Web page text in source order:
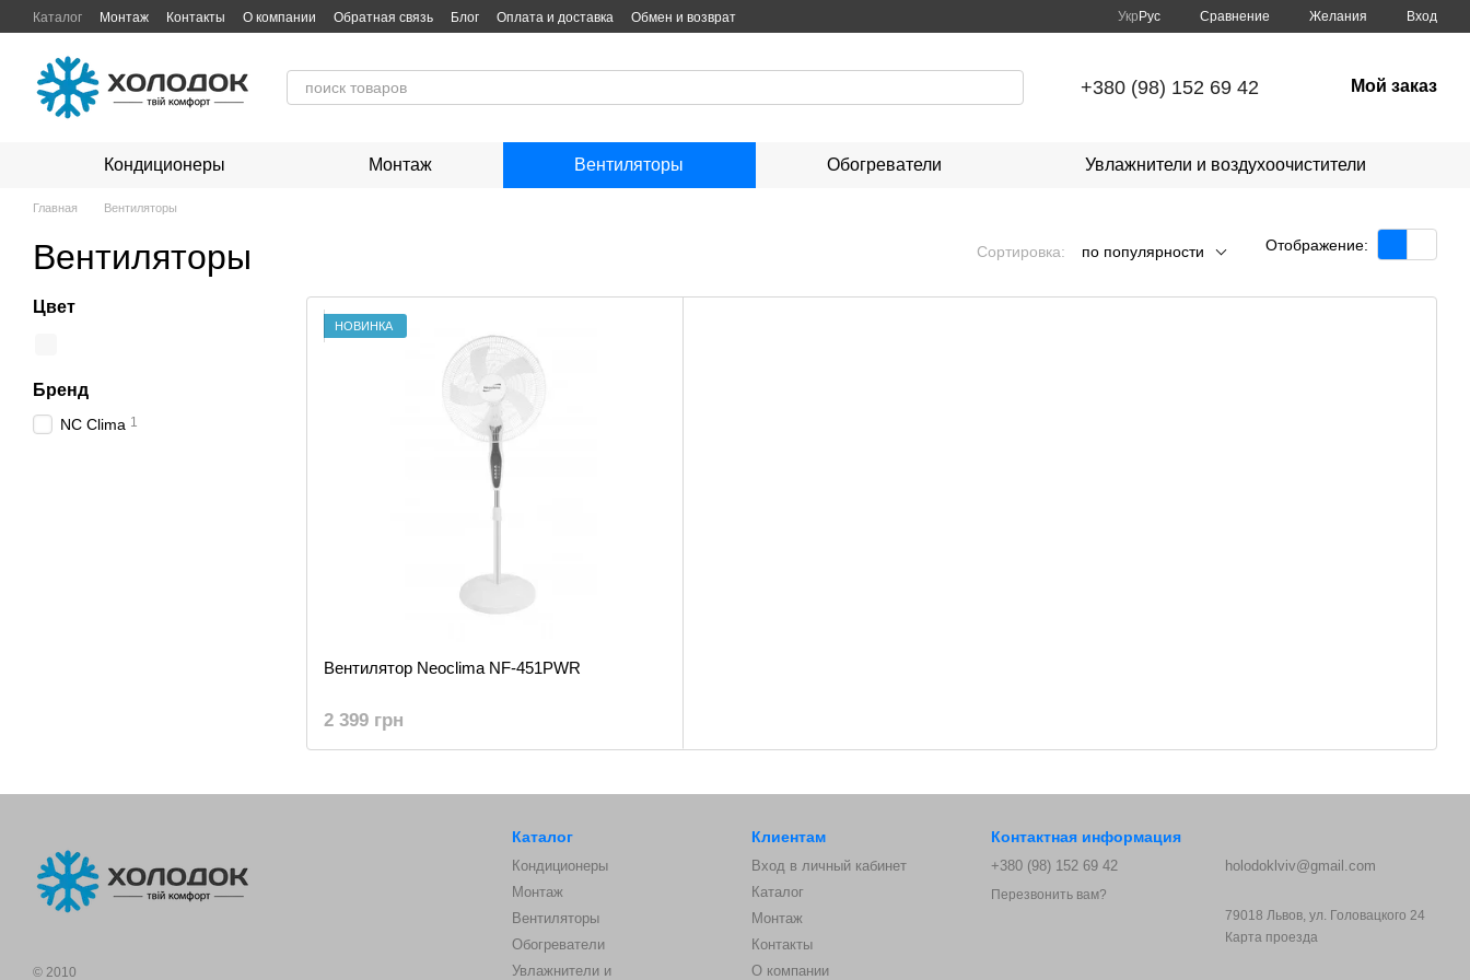
Перейти к основному контенту
Каталог Монтаж Контакты О компании Обратная связь Блог Оплата и доставка Обмен и возврат Укр Рус Сравнение Желания Вход
+380 (98) 152 69 42 Мой заказ
Кондиционеры Монтаж Вентиляторы Обогреватели Увлажнители и воздухоочистители
Главная Вентиляторы
Вентиляторы Сортировка: по популярности Отображение:
НОВИНКА
Вентилятор Neoclima NF-451PWR
2 399 грн
Цвет
Бренд
NC Clima 1
© 2010
Каталог
Кондиционеры
Монтаж
Вентиляторы
Обогреватели
Увлажнители и
Клиентам
Вход в личный кабинет
Каталог
Монтаж
Контакты
О компании
Контактная информация
+380 (98) 152 69 42
Перезвонить вам?
holodoklviv@gmail.com
79018 Львов, ул. Головацкого 24
Карта проезда